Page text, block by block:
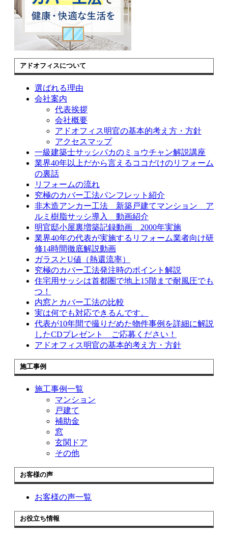
アドオフィスについて
選ばれる理由
会社案内
代表挨拶
会社概要
アドオフィス明官の基本的考え方・方針
アクセスマップ
一級建築士サッシバカのミョウチャン解説講座
業界40年以上だから言えるココだけのリフォーム
の裏話
リフォームの流れ
究極のカバー工法パンフレット紹介
非木造アンカー工法 新築戸建てマンション ア
ルミ樹脂サッシ導入 動画紹介
明官邸小屋裏増築記録動画 2000年実施
業界40年の代表が実施するリフォーム業者向け研
修14時間徹底解説動画
ガラスとU値（熱還流率）
究極のカバー工法発注時のポイント解説
住宅用サッシは首都圏で地上15階まで耐風圧でも
つ！
内窓とカバー工法の比較
実は何でも対応できるんです。
代表が10年間で撮りだめた物件事例を詳細に解説
したCDプレゼント ご応募ください！
アドオフィス明官の基本的考え方・方針
施工事例
施工事例一覧
マンション
戸建て
補助金
窓
玄関ドア
その他
お客様の声
お客様の声一覧
お役立ち情報